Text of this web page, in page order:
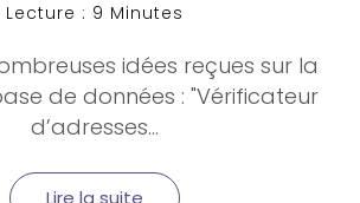
Lecture : 9 Minutes
idées reçues sur la
de données : "Vérificateur
d’adresses...